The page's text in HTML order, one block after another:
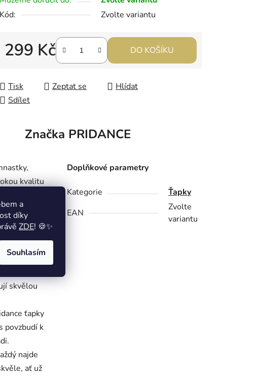
a
díky
ZDE! 🍪✨
Souhlasím
Kód:
Zvolte variantu
299 Kč DO KOŠÍKU
Tisk Zeptat se
Hlídat
Sdílet
Značka PRIDANCE
kvalitu
z
skvělou
ťapky
povzbudí k
najde
ať už
Doplňkové parametry
Kategorie
Ťapky
EAN
Zvolte
variantu